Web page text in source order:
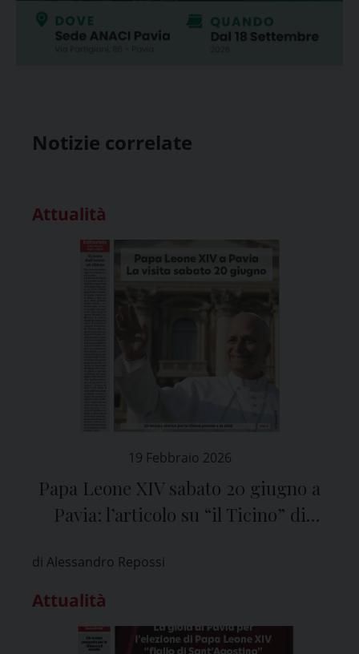
Notizie correlate
Attualità
19 Febbraio 2026
Papa Leone XIV sabato 20 giugno a
Pavia: l’articolo su “il Ticino” di
di Alessandro Repossi
Attualità